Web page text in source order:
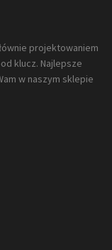
projektowaniem
klucz. Najlepsze
w naszym sklepie